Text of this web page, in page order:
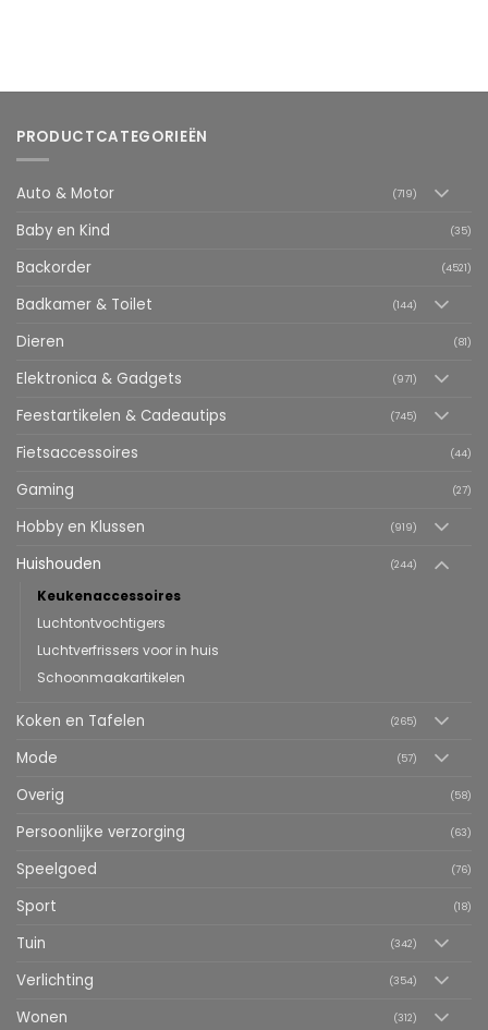
PRODUCTCATEGORIEËN
Auto & Motor (719)
Baby en Kind (35)
Backorder (4521)
Badkamer & Toilet (144)
Dieren (81)
Elektronica & Gadgets (971)
Feestartikelen & Cadeautips (745)
Fietsaccessoires (44)
Gaming (27)
Hobby en Klussen (919)
Huishouden (244)
Keukenaccessoires
Luchtontvochtigers
Luchtverfrissers voor in huis
Schoonmaakartikelen
Koken en Tafelen (265)
Mode (57)
Overig (58)
Persoonlijke verzorging (63)
Speelgoed (76)
Sport (18)
Tuin (342)
Verlichting (354)
Wonen (312)